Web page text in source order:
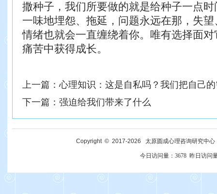
撒种子，我们所要做的就是给种子一点时
一味地埋怨、拖延，问题永远在那，失望
情绪也就会一直缠绕着你。唯有选择面对
痛苦中获得成长。
上一篇：心理知识：这是自私吗？我们把自己
下一篇： 强迫给我们带来了什么
Copyright © 2017-2026 太原圆成心理咨询研究中
今日访问量： 3678 昨日访问